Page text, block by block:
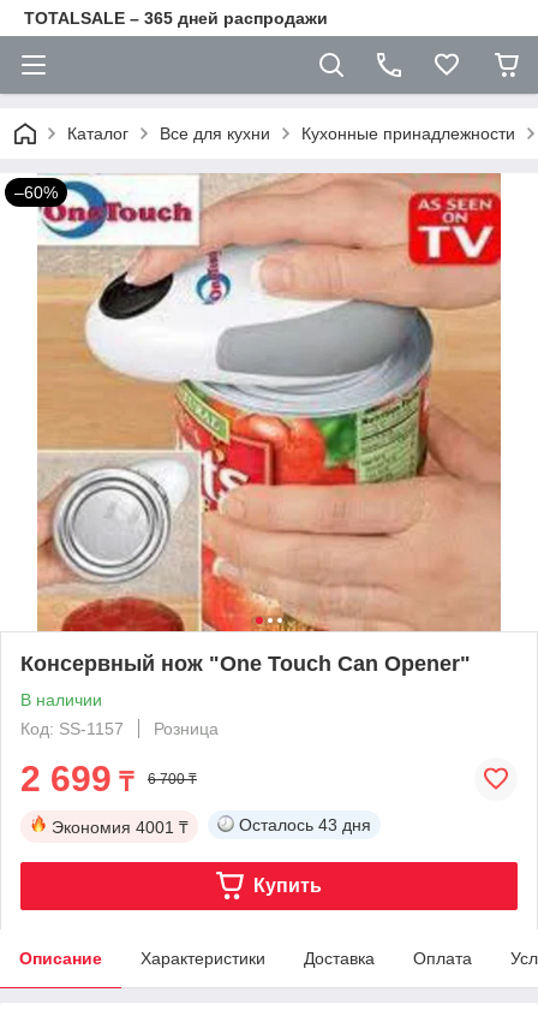
TOTALSALE – 365 дней распродажи
Каталог Все для кухни Кухонные принадлежности
–60%
Консервный нож "One Touch Can Opener"
В наличии
Код: SS-1157
Розница
2 699 ₸ 6 700 ₸
Экономия 4001 ₸ Осталось 43 дня
Купить
Описание Характеристики Доставка Оплата